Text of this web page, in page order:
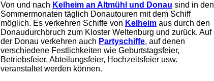
Von und nach Kelheim an Altmühl und Donau sind in den
Sommermonaten täglich Donautouren mit dem Schiff
möglich. Es verkehren Schiffe von Kelheim aus durch den
Donaudurchbruch zum Kloster Weltenburg und zurück. Auf
der Donau verkehren auch Partyschiffe, auf denen
verschiedene Festlichkeiten wie Geburtstagsfeier,
Betriebsfeier, Abteilungsfeier, Hochzeitsfeier usw.
veranstaltet werden können.